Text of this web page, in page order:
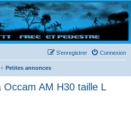
pédestre de Bretagne . Bonne navigation sur le site
Connexion
S’enregistrer
Petites annonces
Occam AM H30 taille L